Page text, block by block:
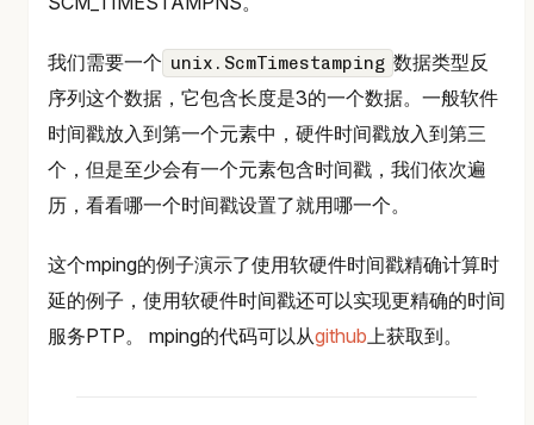
我们需要一个 unix.ScmTimestamping 数据类型反
序列这个数据，它包含长度是3的一个数据。一般软件
时间戳放入到第一个元素中，硬件时间戳放入到第三
个，但是至少会有一个元素包含时间戳，我们依次遍
历，看看哪一个时间戳设置了就用哪一个。
这个mping的例子演示了使用软硬件时间戳精确计算时
延的例子，使用软硬件时间戳还可以实现更精确的时间
服务PTP。 mping的代码可以从github 上获取到。